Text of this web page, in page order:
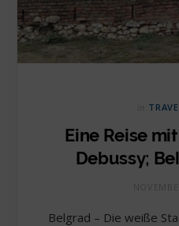
Eine Reise
Debussy;
Belgrad – Die weiße